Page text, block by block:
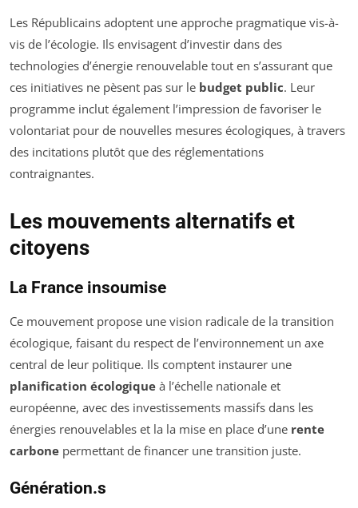
Les Républicains adoptent une approche pragmatique vis-à-
vis de l’écologie. Ils envisagent d’investir dans des
technologies d’énergie renouvelable tout en s’assurant que
ces initiatives ne pèsent pas sur le budget public. Leur
programme inclut également l’impression de favoriser le
volontariat pour de nouvelles mesures écologiques, à travers
des incitations plutôt que des réglementations
contraignantes.
Les mouvements alternatifs et
citoyens
La France insoumise
Ce mouvement propose une vision radicale de la transition
écologique, faisant du respect de l’environnement un axe
central de leur politique. Ils comptent instaurer une
planification écologique à l’échelle nationale et
européenne, avec des investissements massifs dans les
énergies renouvelables et la la mise en place d’une rente
carbone permettant de financer une transition juste.
Génération.s